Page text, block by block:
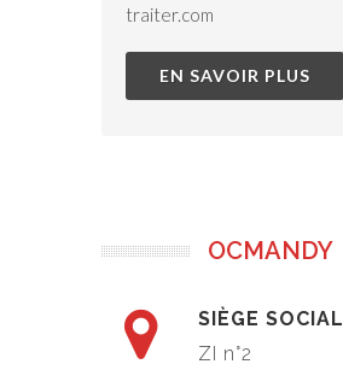
traiter.com
EN SAVOIR PLUS
OCMANDY
SIÈGE SOCIAL
ZI n°2